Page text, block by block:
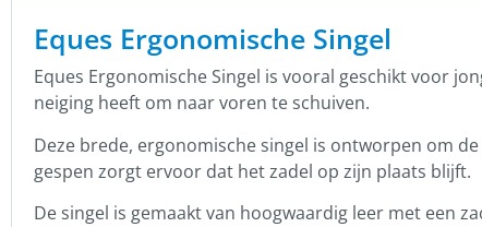
Eques Ergonomische Singel
Eques Ergonomische Singel is vooral geschikt voor
neiging heeft om naar voren te schuiven.
Deze brede, ergonomische singel is ontworpen om
gespen zorgt ervoor dat het zadel op zijn plaats blijft.
De singel is gemaakt van hoogwaardig leer met een